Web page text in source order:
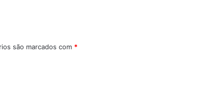
são marcados com *